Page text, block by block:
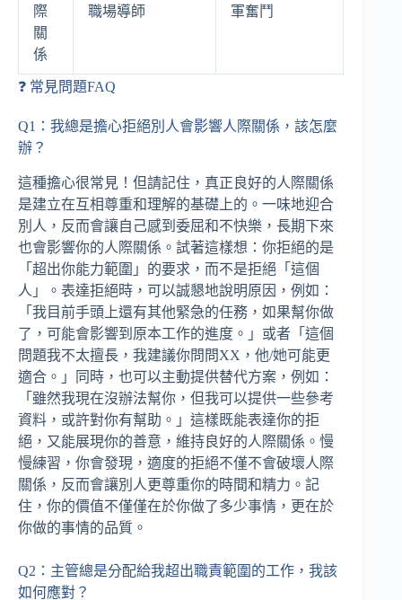
際
關
係
職場導師
軍奮鬥
❓ 常見問題FAQ
Q1：我總是擔心拒絕別人會影響人際關係，該怎麼
辦？
這種擔心很常見！但請記住，真正良好的人際關係
是建立在互相尊重和理解的基礎上的。一味地迎合
別人，反而會讓自己感到委屈和不快樂，長期下來
也會影響你的人際關係。試著這樣想：你拒絕的是
「超出你能力範圍」的要求，而不是拒絕「這個
人」。表達拒絕時，可以誠懇地說明原因，例如：
「我目前手頭上還有其他緊急的任務，如果幫你做
了，可能會影響到原本工作的進度。」或者「這個
問題我不太擅長，我建議你問問XX，他/她可能更
適合。」同時，也可以主動提供替代方案，例如：
「雖然我現在沒辦法幫你，但我可以提供一些參考
資料，或許對你有幫助。」這樣既能表達你的拒
絕，又能展現你的善意，維持良好的人際關係。慢
慢練習，你會發現，適度的拒絕不僅不會破壞人際
關係，反而會讓別人更尊重你的時間和精力。記
住，你的價值不僅僅在於你做了多少事情，更在於
你做的事情的品質。
Q2：主管總是分配給我超出職責範圍的工作，我該
如何應對？